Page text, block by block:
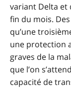
variant Delta et
fin du mois.
qu’une
une protection
graves de la
que l’on
capacité de